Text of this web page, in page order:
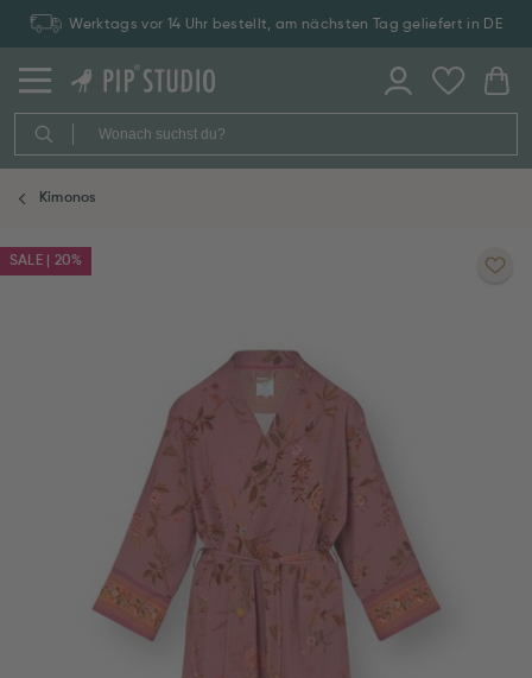
Werktags vor 14 Uhr bestellt, am nächsten Tag geliefert in DE
Kimonos
SALE | 20%